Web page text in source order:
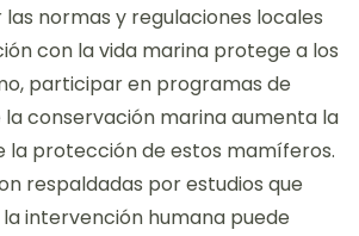
normas y regulaciones locales
con la vida marina protege a los
participar en programas de
conservación marina aumenta la
la protección de estos mamíferos.
respaldadas por estudios que
intervención humana puede